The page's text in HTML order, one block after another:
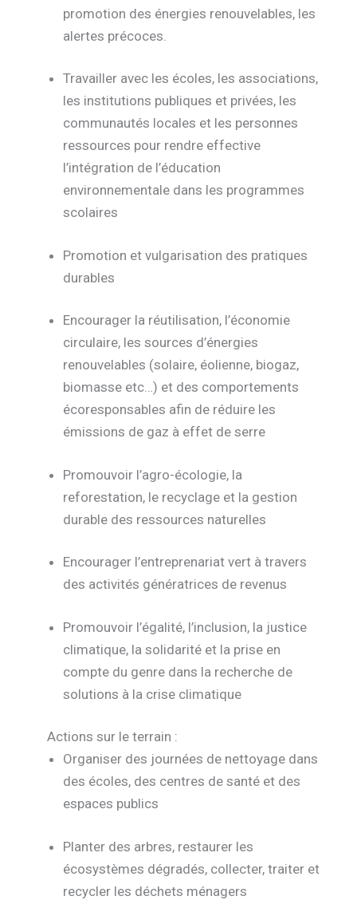
promotion des énergies renouvelables, les
alertes précoces.
Travailler avec les écoles, les associations,
les institutions publiques et privées, les
communautés locales et les personnes
ressources pour rendre effective
l’intégration de l’éducation
environnementale dans les programmes
scolaires
Promotion et vulgarisation des pratiques
durables
Encourager la réutilisation, l’économie
circulaire, les sources d’énergies
renouvelables (solaire, éolienne, biogaz,
biomasse etc…) et des comportements
écoresponsables afin de réduire les
émissions de gaz à effet de serre
Promouvoir l’agro-écologie, la
reforestation, le recyclage et la gestion
durable des ressources naturelles
Encourager l’entreprenariat vert à travers
des activités génératrices de revenus
Promouvoir l’égalité, l’inclusion, la justice
climatique, la solidarité et la prise en
compte du genre dans la recherche de
solutions à la crise climatique
Actions sur le terrain :
Organiser des journées de nettoyage dans
des écoles, des centres de santé et des
espaces publics
Planter des arbres, restaurer les
écosystèmes dégradés, collecter, traiter et
recycler les déchets ménagers